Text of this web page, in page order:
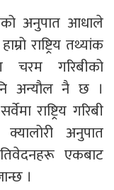
अनुपात आधाले
राष्ट्रिय तथ्यांक
चरम गरिबीको
अन्यौल नै छ ।
राष्ट्रिय गरिबी
अनुपात
एकबाट
।